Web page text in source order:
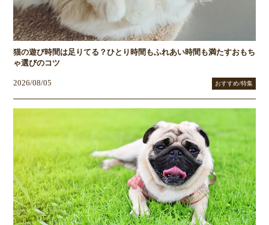
猫の遊び時間は足りてる？ひとり時間もふれあい時間も満たすおもち
ゃ選びのコツ
2026/08/05 おすすめ/特集